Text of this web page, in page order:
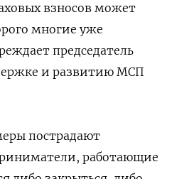
взносов может
многие уже
председатель
и развитию МСП
пострадают
работающие